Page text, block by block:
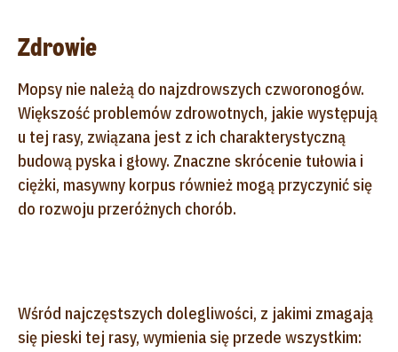
Zdrowie
Mopsy nie należą do najzdrowszych czworonogów.
Większość problemów zdrowotnych, jakie występują
u tej rasy, związana jest z ich charakterystyczną
budową pyska i głowy. Znaczne skrócenie tułowia i
ciężki, masywny korpus również mogą przyczynić się
do rozwoju przeróżnych chorób.
Wśród najczęstszych dolegliwości, z jakimi zmagają
się pieski tej rasy, wymienia się przede wszystkim: